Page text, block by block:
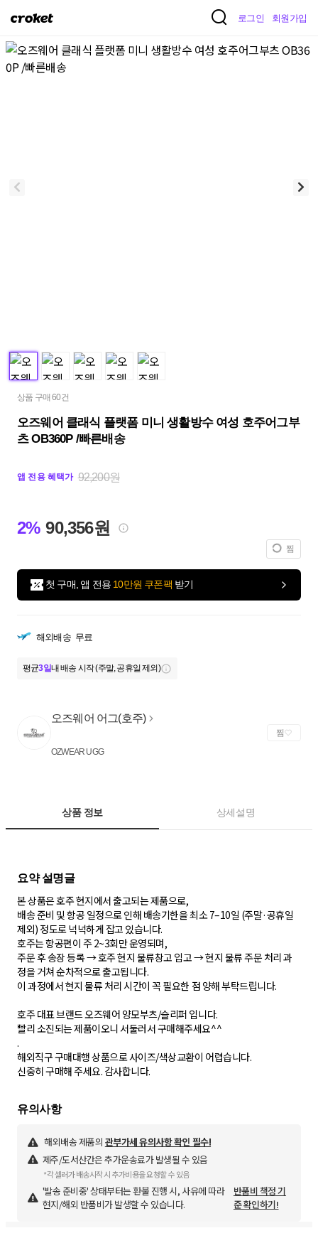
크
켓
로그인 회원가입
상품 구매 60건
오즈웨어 클래식 플랫폼 미니 생활방수 여성 호주어그부
츠 OB360P /빠른배송
앱 전용 혜택가 92,200원
2% 90,356원
찜
첫 구매, 앱 전용 10만원 쿠폰팩 받기
해외배송 무료
평균3일내 배송 시작 (주말, 공휴일 제외)
오즈웨어 어그(호주)
OZWEAR UGG
찜
상품 정보 상세설명
요약 설명글
본 상품은 호주 현지에서 출고되는 제품으로,
배송 준비 및 항공 일정으로 인해 배송기한을 최소 7–10일 (주말·공휴일
제외) 정도로 넉넉하게 잡고 있습니다.
호주는 항공편이 주 2~3회만 운영되며,
주문 후 송장 등록 → 호주 현지 물류창고 입고 → 현지 물류 주문 처리 과
정을 거쳐 순차적으로 출고됩니다.
이 과정에서 현지 물류 처리 시간이 꼭 필요한 점 양해 부탁드립니다.
호주 대표 브랜드 오즈웨어 양모부츠/슬리퍼 입니다.
빨리 소진되는 제품이오니 서둘러서 구매해주세요^^
.
해외직구 구매대행 상품으로 사이즈/색상교환이 어렵습니다.
신중히 구매해 주세요. 감사합니다.
유의사항
해외배송 제품의 관부가세 유의사항 확인 필수!
제주/도서산간은 추가운송료가 발생될 수 있음
*각 셀러가 배송시작 시 추가비용을 요청할 수 있음
'발송 준비중' 상태부터는 환불 진행 시, 사유에 따라
현지/해외 반품비가 발생할 수 있습니다.
반품비 책정 기
준 확인하기!